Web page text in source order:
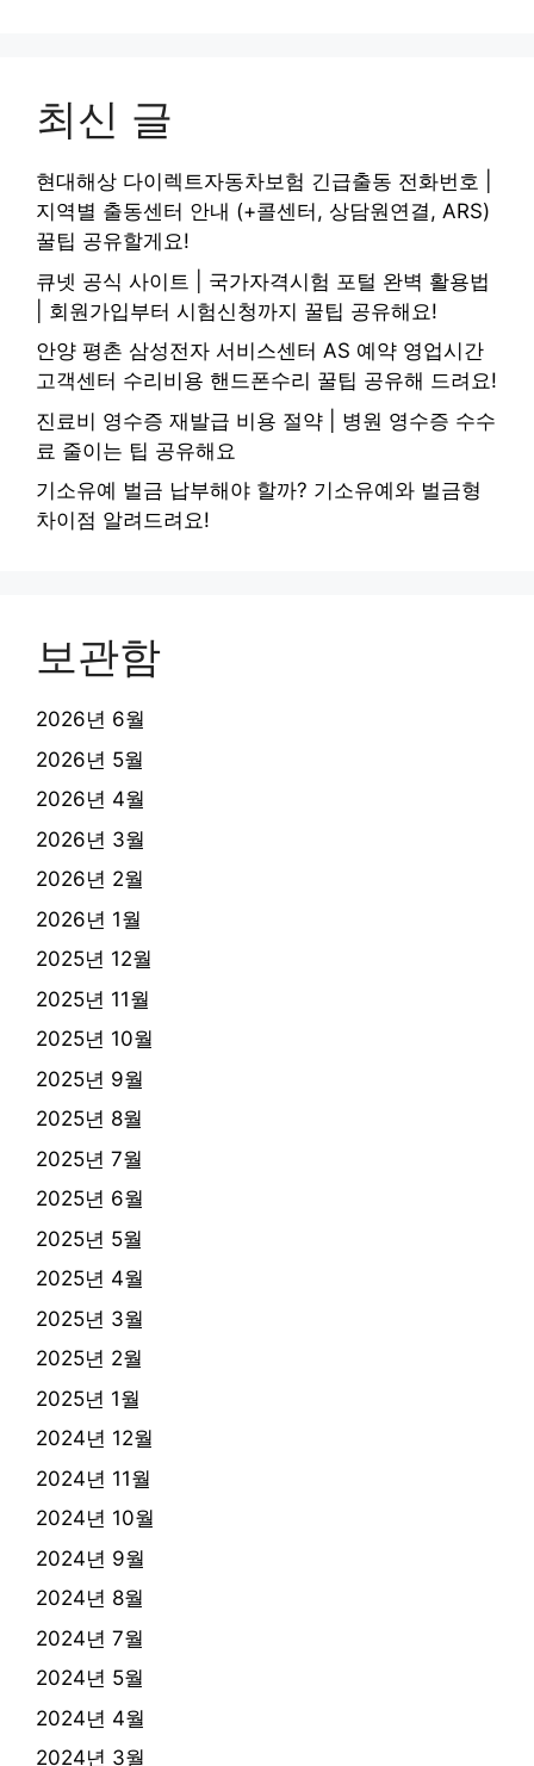
최신 글
현대해상 다이렉트자동차보험 긴급출동 전화번호 |
지역별 출동센터 안내 (+콜센터, 상담원연결, ARS)
꿀팁 공유할게요!
큐넷 공식 사이트 | 국가자격시험 포털 완벽 활용법
| 회원가입부터 시험신청까지 꿀팁 공유해요!
안양 평촌 삼성전자 서비스센터 AS 예약 영업시간
고객센터 수리비용 핸드폰수리 꿀팁 공유해 드려요!
진료비 영수증 재발급 비용 절약 | 병원 영수증 수수
료 줄이는 팁 공유해요
기소유예 벌금 납부해야 할까? 기소유예와 벌금형
차이점 알려드려요!
보관함
2026년 6월
2026년 5월
2026년 4월
2026년 3월
2026년 2월
2026년 1월
2025년 12월
2025년 11월
2025년 10월
2025년 9월
2025년 8월
2025년 7월
2025년 6월
2025년 5월
2025년 4월
2025년 3월
2025년 2월
2025년 1월
2024년 12월
2024년 11월
2024년 10월
2024년 9월
2024년 8월
2024년 7월
2024년 5월
2024년 4월
2024년 3월